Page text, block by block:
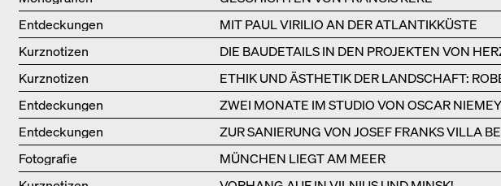
Entdeckungen
MIT PAUL VIRILIO AN DER ATLANTIKKÜSTE
Kurznotizen
DIE BAUDETAILS IN DEN PROJEKTEN VON
Kurznotizen
ETHIK UND ÄSTHETIK DER LANDSCHAFT:
Entdeckungen
ZWEI MONATE IM STUDIO VON OSCAR
Entdeckungen
ZUR SANIERUNG VON JOSEF FRANKS VILLA
Fotografie
MÜNCHEN LIEGT AM MEER